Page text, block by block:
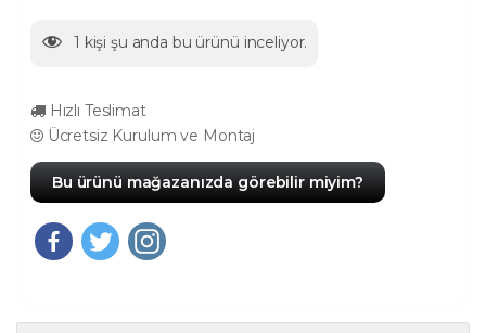
1 kişi şu anda bu ürünü inceliyor.
Hızlı Teslimat
Ücretsiz Kurulum ve Montaj
Bu ürünü mağazanızda görebilir miyim?